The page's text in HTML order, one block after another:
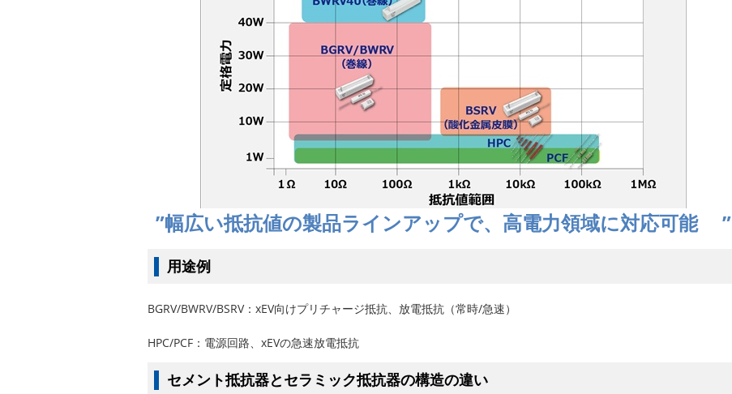
”幅広い抵抗値の製品ラインアップで、高電力領域に対応可能 ”
用途例
BGRV/BWRV/BSRV：xEV向けプリチャージ抵抗、放電抵抗（常時/急速）
HPC/PCF：電源回路、xEVの急速放電抵抗
セメント抵抗器とセラミック抵抗器の構造の違い